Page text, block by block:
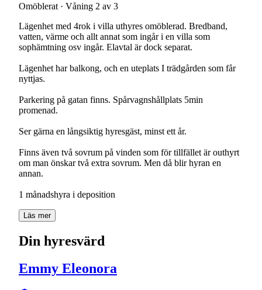
Omöblerat · Våning 2 av 3
Lägenhet med 4rok i villa uthyres omöblerad. Bredband,
vatten, värme och allt annat som ingår i en villa som
sophämtning osv ingår. Elavtal är dock separat.
Lägenhet har balkong, och en uteplats I trädgården som får
nyttjas.
Parkering på gatan finns. Spårvagnshållplats 5min
promenad.
Ser gärna en långsiktig hyresgäst, minst ett år.
Finns även två sovrum på vinden som för tillfället är outhyrt
om man önskar två extra sovrum. Men då blir hyran en
annan.
Läs mer
Din hyresvärd
Emmy Eleonora